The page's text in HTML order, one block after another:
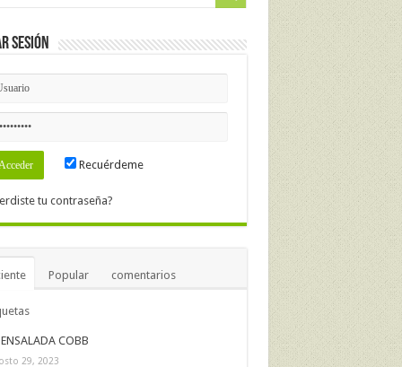
Sesión
Recuérdeme
tu contraseña?
Popular comentarios
ENSALADA COBB
29, 2023